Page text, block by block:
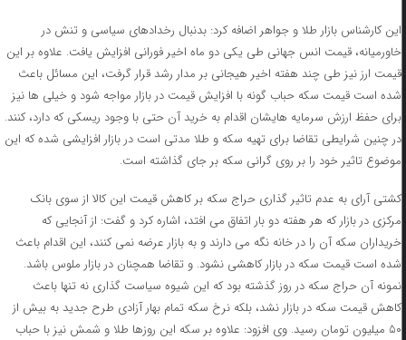
این کارشناس بازار طلا و جواهر اضافه کرد: بدنبال رخدادهای سیاسی و تنش در
خاورمیانه، قیمت انس جهانی طی یکی دو ماه اخیر فورانی افزایش یافت. علاوه بر این
قیمت ارز نیز طی چند هفته اخیر هیجانی بر مدار رشد قرار گرفت، این مسائل باعث
شده است قیمت سکه حباب گونه با افزایش قیمت در بازار مواجه شود و خیلی ها نیز
برای حفظ ارزش سرمایه هایشان اقدام به خرید آن حتی با وجود ریسکی که دارد، کنند.
در چنین شرایطی تقاضا برای تهیه سکه و طلا مدتی است در بازار افزایشی شده که این
موضوع تاثیر خود را بر روی گرانی سکه بر جای گذاشته است.
کشتی آرای به عدم تاثیر گذاری حراج سکه بر کاهش قیمت این کالا از سوی بانک
مرکزی در بازار که هر هفته دو بار اتفاق می افتد، اشاره کرد و گفت: از آنجایی که
خریداران سکه آن را در خانه نگه می دارند و به بازار عرضه نمی کنند، این اقدام باعث
شده است قیمت سکه در بازار کاهشی نشود. و تقاضا همچنان در بازار ملوس باشد.
نمونه آن حراج سکه در روز گذشته بود که این شیوه سیاست گذاری نه تنها باعث
کاهش قیمت سکه در بازار نشد، بلکه نرخ سکه تمام بهار آزادی طرح جدید به بیش از
۵۰ میلیون تومان رسید. وی افزود: علاوه بر سکه این روزها طلا و شمش نیز با حباب